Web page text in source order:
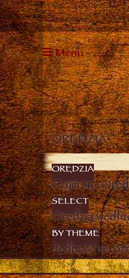
Menu
ORĘDZIA
ORĘDZIA
Czym są
SELECT
Orędzia
BY THEME
Jedność w